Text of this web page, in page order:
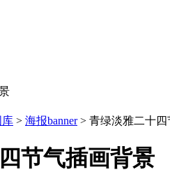
库 > 海报banner> 青绿淡雅二十四
节气插画背景